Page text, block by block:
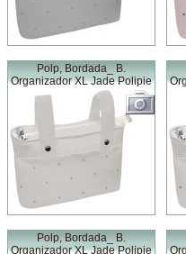
Polp, Bordada_ B.
Organizador XL Jade Polipie
Polp, Bordada_ B.
Organizador XL Jade Polipie